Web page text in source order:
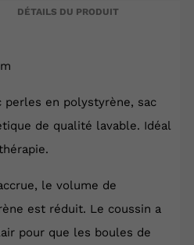
DÉTAILS DU PRODUIT
perles en polystyrène, sac
de qualité lavable. Idéal
le volume de
est réduit. Le coussin a
pour que les boules de